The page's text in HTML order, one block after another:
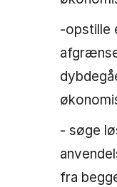
-opstille
- søge
fra